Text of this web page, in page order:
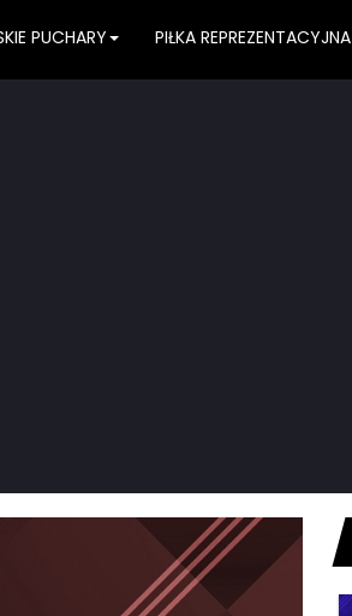
PUCHARY PIŁKA REPREZENTACYJNA